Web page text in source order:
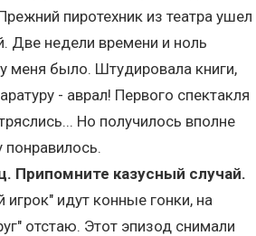
пиротехник из театра ушел
Две недели времени и ноль
меня было. Штудировала книги,
- аврал! Первого спектакля
Но получилось вполне
понравилось.
Припомните казусный случай.
идут конные гонки, на
отстаю. Этот эпизод снимали